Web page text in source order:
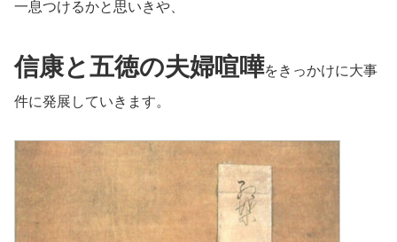
一息つけるかと思いきや、
信康と五徳の夫婦喧嘩をきっかけに大事
件に発展していきます。